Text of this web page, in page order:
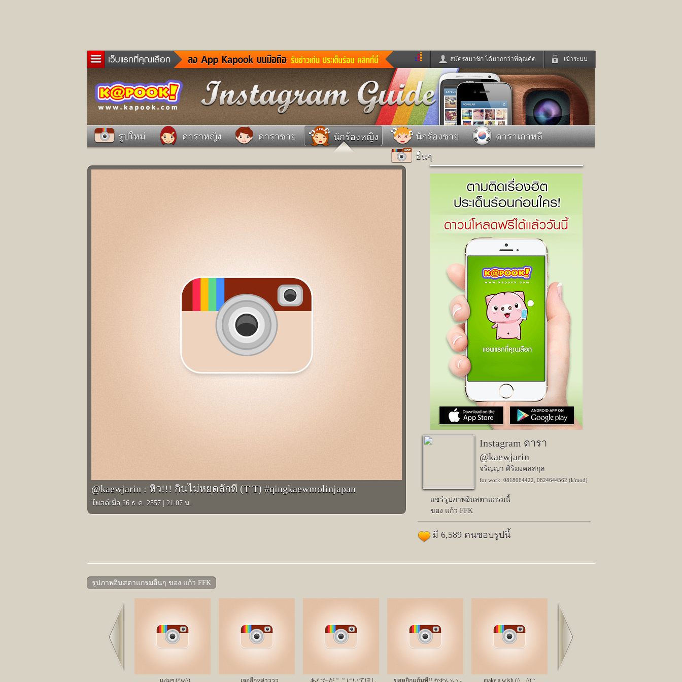
เข้าระบบ
สมัครสมาชิก ได้มากกว่าที่คุณคิด
ข่าวด่วน ข่าวสั้น ข่าวดารา
ดูทีวี
ละคร
หนังใหม่ ฟังเพลง
ฟังวิทยุออนไลน์
เกม
หมากรุกไทย แชทหมากฮอส
Glitter
แต่งงาน
แม่และเด็ก
ดูดวง
ทำนายฝัน สุขภาพ
สัตว์เลี้ยง
ผู้ชาย
ผลบอล บ้านและการตกแต่ง
ท่องเที่ยว
iCare
dictionary
เช็คความเร็วเน็ต
Facebook
เข้าระบบด้วย User Kapook
Email
Password
เข้าระบบด้วย Facebook
รูปใหม่ ดาราหญิง ดาราชาย นักร้องหญิง นักร้องชาย
ดาราเกาหลี
อื่นๆ
@kaewjarin : หิว!!! กินไม่หยุดสักที (T T) #qingkaewmolinjapan
โพสต์เมื่อ 26 ธ.ค. 2557 21:07 น.
Instagram ดารา
@kaewjarin
จริญญา ศิริมงคลสกุล
for work: 0818064422, 0824644562 (k'mod)
แชร์รูปภาพอินสตาแกรมนี้
ของ แก้ว FFK
มี 6,589 คนชอบรูปนี้
รูปภาพอินสตาแกรมอื่นๆ ของ แก้ว FFK
แง่มๆ (^w^) เจออีกหล่าววว あなたがここにいてほし ขอหยิกแก้มที!! かわいい - make a wish (^__^)";